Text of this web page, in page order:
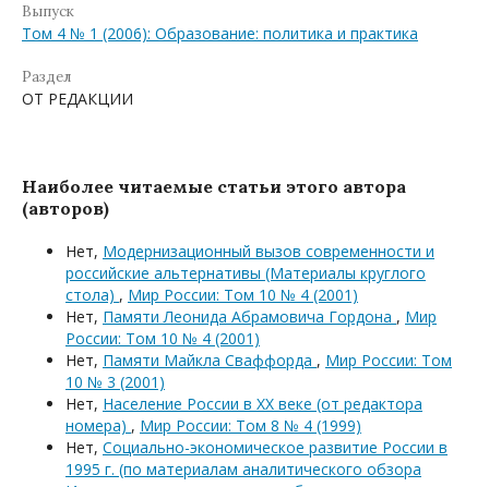
Выпуск
Том 4 № 1 (2006): Образование: политика и практика
Раздел
ОТ РЕДАКЦИИ
Наиболее читаемые статьи этого автора
(авторов)
Нет, Модернизационный вызов современности и
российские альтернативы (Материалы круглого
стола) , Мир России: Том 10 № 4 (2001)
Нет, Памяти Леонида Абрамовича Гордона , Мир
России: Том 10 № 4 (2001)
Нет, Памяти Майкла Сваффорда , Мир России: Том
10 № 3 (2001)
Нет, Население России в XX веке (от редактора
номера) , Мир России: Том 8 № 4 (1999)
Нет, Социально-экономическое развитие России в
1995 г. (по материалам аналитического обзора